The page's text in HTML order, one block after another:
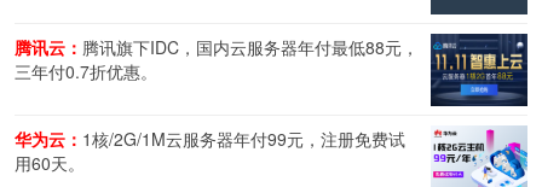
腾讯云： 腾讯旗下IDC，国内云服务器年付最低88元，
三年付0.7折优惠。
华为云： 1核/2G/1M云服务器年付99元，注册免费试
用60天。